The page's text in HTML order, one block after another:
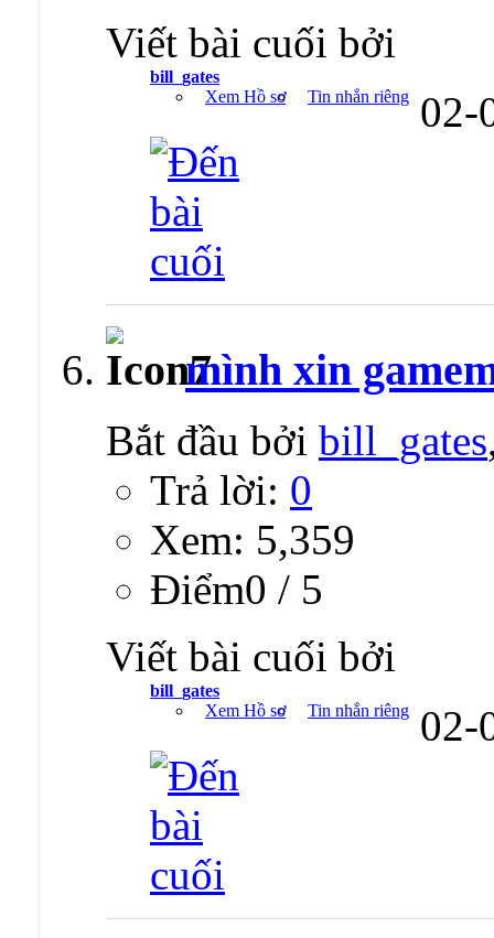
Viết bài cuối bởi
bill_gates
Xem Hồ sơ
Tin nhắn riêng 02-
mình xin
Bắt đầu bởi bill_gates
Trả lời: 0
Xem: 5,359
Ðiểm0 / 5
Viết bài cuối bởi
bill_gates
Xem Hồ sơ
Tin nhắn riêng 02-